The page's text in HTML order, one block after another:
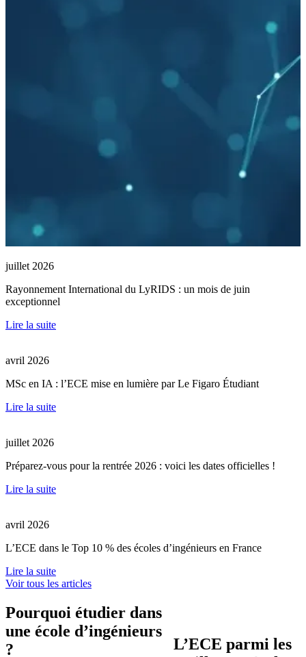
juillet 2026
Rayonnement International du LyRIDS : un mois de juin
exceptionnel
Lire la suite
avril 2026
MSc en IA : l’ECE mise en lumière par Le Figaro Étudiant
Lire la suite
juillet 2026
Préparez-vous pour la rentrée 2026 : voici les dates officielles !
Lire la suite
avril 2026
L’ECE dans le Top 10 % des écoles d’ingénieurs en France
Lire la suite
Voir tous les articles
Pourquoi étudier dans
une école d’ingénieurs
?
L’ECE parmi les